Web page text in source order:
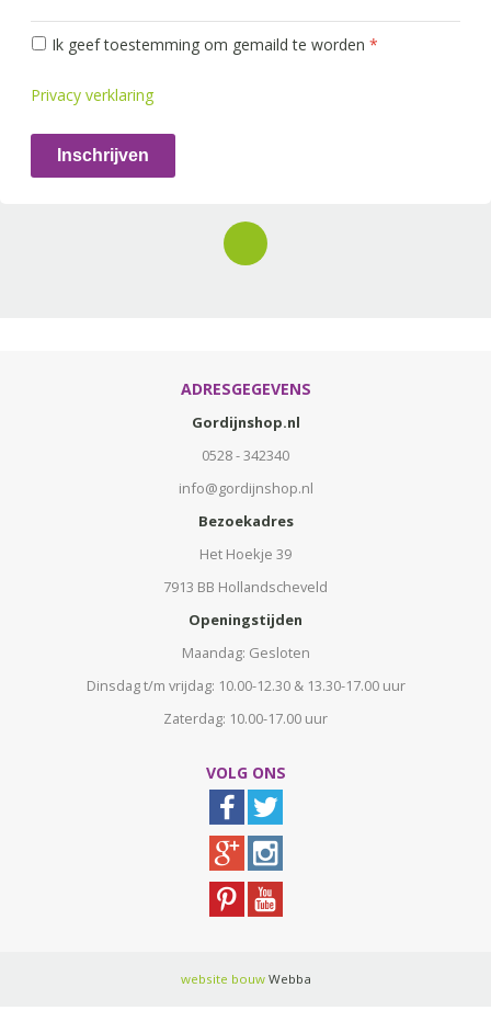
Ik geef toestemming om gemaild te worden *
Privacy verklaring
Inschrijven
ADRESGEGEVENS
Gordijnshop.nl
0528 - 342340
info@gordijnshop.nl
Bezoekadres
Het Hoekje 39
7913 BB Hollandscheveld
Openingstijden
Maandag: Gesloten
Dinsdag t/m vrijdag: 10.00-12.30 & 13.30-17.00 uur
Zaterdag: 10.00-17.00 uur
VOLG ONS
website bouwWebba